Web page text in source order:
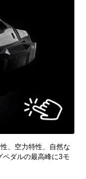
、空力特性、自然な
ペダルの最高峰に3モ